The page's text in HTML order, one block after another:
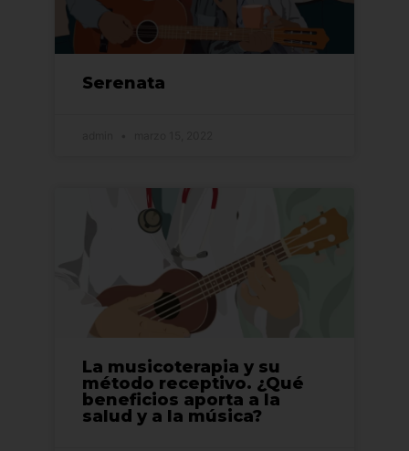
Serenata
La musicoterapia y su
método receptivo. ¿Qué
beneficios aporta a la
salud y a la música?